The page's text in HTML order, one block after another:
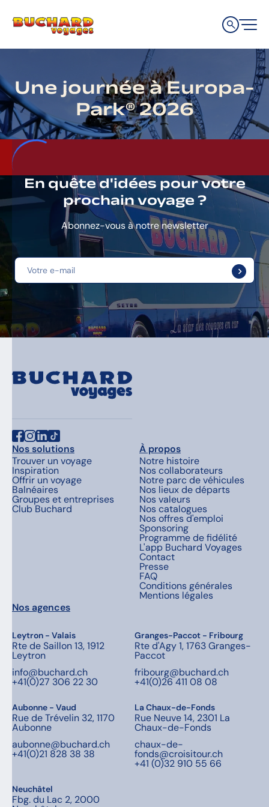
contenu
pied
Une journée à Europa-
Park® 2026
En quête d'idées pour votre
prochain voyage ?
Abonnez-vous à notre newsletter
Nos solutions
Trouver un voyage
Inspiration
Offrir un voyage
Balnéaires
Groupes et entreprises
Club Buchard
À propos
Notre histoire
Nos collaborateurs
Notre parc de véhicules
Nos lieux de départs
Nos valeurs
Nos catalogues
Nos offres d'emploi
Sponsoring
Programme de fidélité
L'app Buchard Voyages
Contact
Presse
FAQ
Conditions générales
Mentions légales
Nos agences
Leytron - Valais
Rte de Saillon 13, 1912
Leytron
info@buchard.ch
+41(0)27 306 22 30
Granges-Paccot - Fribourg
Rte d'Agy 1, 1763 Granges-
Paccot
fribourg@buchard.ch
+41(0)26 411 08 08
Aubonne - Vaud
Rue de Trévelin 32, 1170
Aubonne
aubonne@buchard.ch
+41(0)21 828 38 38
La Chaux-de-Fonds
Rue Neuve 14, 2301 La
Chaux-de-Fonds
chaux-de-
fonds@croisitour.ch
+41 (0)32 910 55 66
Neuchâtel
Fbg. du Lac 2, 2000